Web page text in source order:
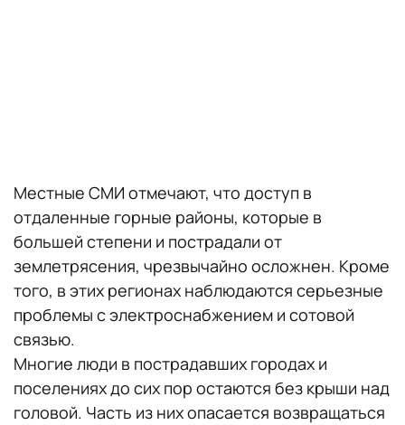
Местные СМИ отмечают, что доступ в
отдаленные горные районы, которые в
большей степени и пострадали от
землетрясения, чрезвычайно осложнен. Кроме
того, в этих регионах наблюдаются серьезные
проблемы с электроснабжением и сотовой
связью.
Многие люди в пострадавших городах и
поселениях до сих пор остаются без крыши над
головой. Часть из них опасается возвращаться